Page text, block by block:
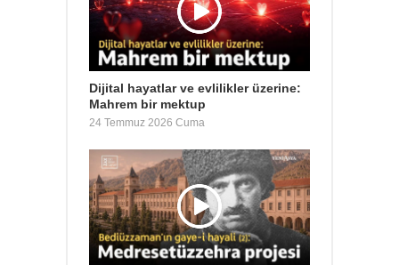
Dijital hayatlar ve evlilikler üzerine:
Mahrem bir mektup
24 Temmuz 2026 Cuma